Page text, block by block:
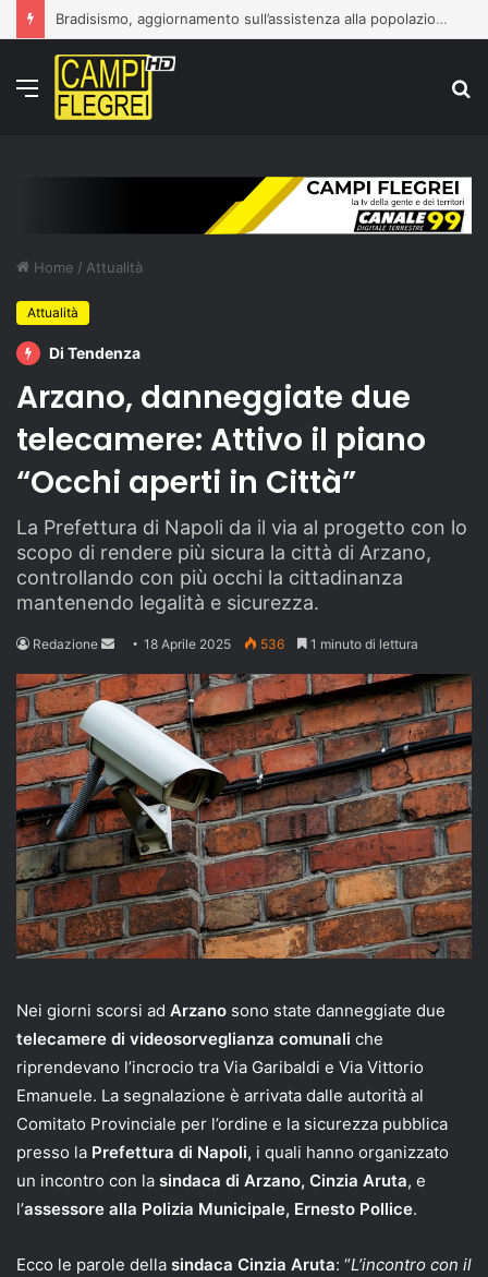
Bradisismo, aggiornamento sull’assistenza alla popolazione
Menu
Home / Attualità
Attualità
Di Tendenza
Arzano, danneggiate due
telecamere: Attivo il piano
“Occhi aperti in Città”
La Prefettura di Napoli da il via al progetto con lo
scopo di rendere più sicura la città di Arzano,
controllando con più occhi la cittadinanza
mantenendo legalità e sicurezza.
Redazione
Send
email
18 Aprile 2025 536 1 minuto di lettura
Nei giorni scorsi ad Arzano sono state danneggiate due
telecamere di videosorveglianza comunali che
riprendevano l’incrocio tra Via Garibaldi e Via Vittorio
Emanuele. La segnalazione è arrivata dalle autorità al
Comitato Provinciale per l’ordine e la sicurezza pubblica
presso la Prefettura di Napoli, i quali hanno organizzato
un incontro con la sindaca di Arzano, Cinzia Aruta, e
l’assessore alla Polizia Municipale, Ernesto Pollice.
Ecco le parole della sindaca Cinzia Aruta: “L’incontro con il